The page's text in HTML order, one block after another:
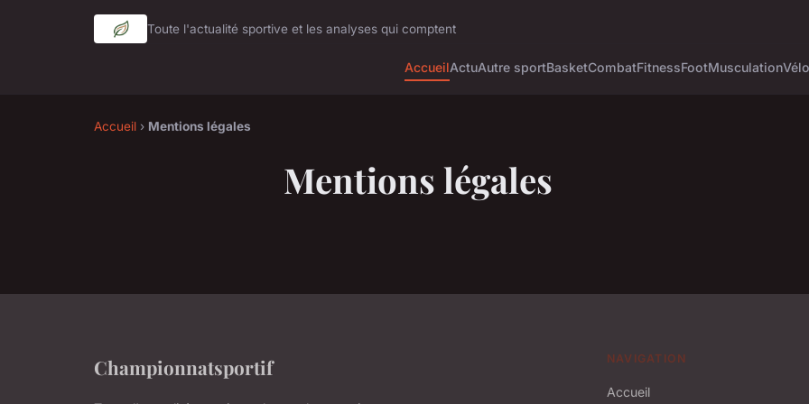
Toute l'actualité sportive et les analyses qui comptent
AccueilActuAutre sportBasketCombatFitnessFootMusculationVélo
Accueil › Mentions légales
Mentions légales
Championnatsportif NAVIGATION
Accueil